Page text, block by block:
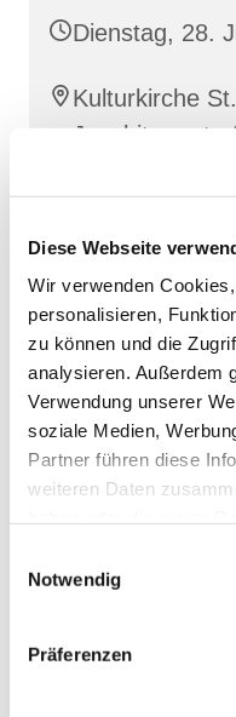
Diese Webseite
Wir verwenden
personalisieren,
zu können und die
analysieren. Außerdem
Verwendung unserer
soziale Medien,
Partner führen diese
weiteren Daten
Notwendig
Präferenzen
Dienstag, 28.
Kulturkirche